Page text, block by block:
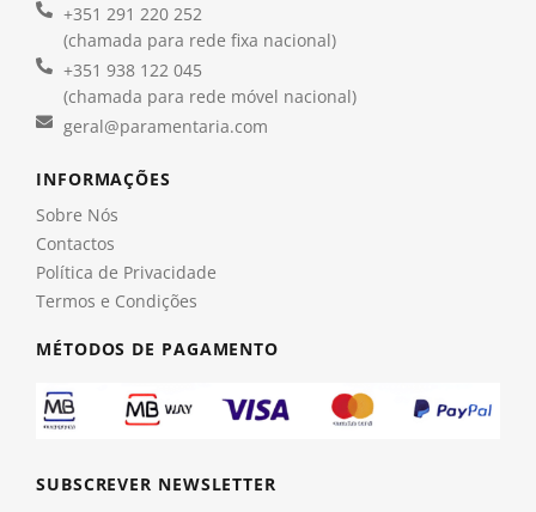
+351 291 220 252
(chamada para rede fixa nacional)
+351 938 122 045
(chamada para rede móvel nacional)
geral@paramentaria.com
INFORMAÇÕES
Sobre Nós
Contactos
Política de Privacidade
Termos e Condições
MÉTODOS DE PAGAMENTO
SUBSCREVER NEWSLETTER